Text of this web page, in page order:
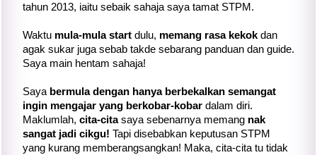
tahun 2013, iaitu sebaik sahaja saya tamat STPM.
Waktu mula-mula start dulu, memang rasa kekokdan
agak sukar juga sebab takde sebarang panduan dan guide.
Saya main hentam sahaja!
Saya bermula dengan hanya berbekalkan semangat
ingin mengajar yang berkobar-kobar dalam diri.
Maklumlah, cita-citasaya sebenarnya memang nak
sangat jadi cikgu! Tapi disebabkan keputusan STPM
yang kurang memberangsangkan! Maka, cita-cita tu tidak